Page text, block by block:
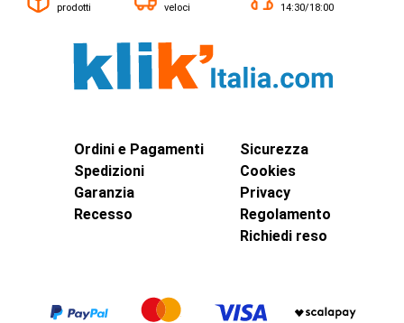
prodotti
veloci
14:30/18:00
Ordini e Pagamenti
Spedizioni
Garanzia
Recesso
Sicurezza
Cookies
Privacy
Regolamento
Richiedi reso